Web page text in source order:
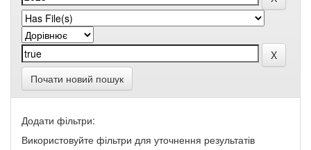
Почати новий пошук
Додати фільтри:
Використовуйте фільтри для уточнення результатів